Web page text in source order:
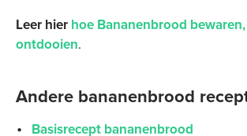
Leer hier hoe Bananenbrood
ontdooien.
Andere bananenbrood
Basisrecept bananenbrood